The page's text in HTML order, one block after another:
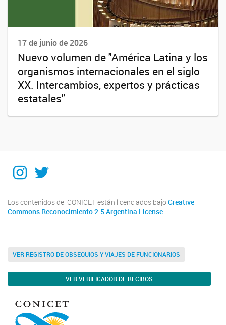
17 de junio de 2026
Nuevo volumen de "América Latina y los
organismos internacionales en el siglo
XX. Intercambios, expertos y prácticas
estatales"
Instagram
Twitter
Los contenidos del CONICET están licenciados bajo Creative
Commons Reconocimiento 2.5 Argentina License
VER REGISTRO DE OBSEQUIOS Y VIAJES DE FUNCIONARIOS
VER VERIFICADOR DE RECIBOS